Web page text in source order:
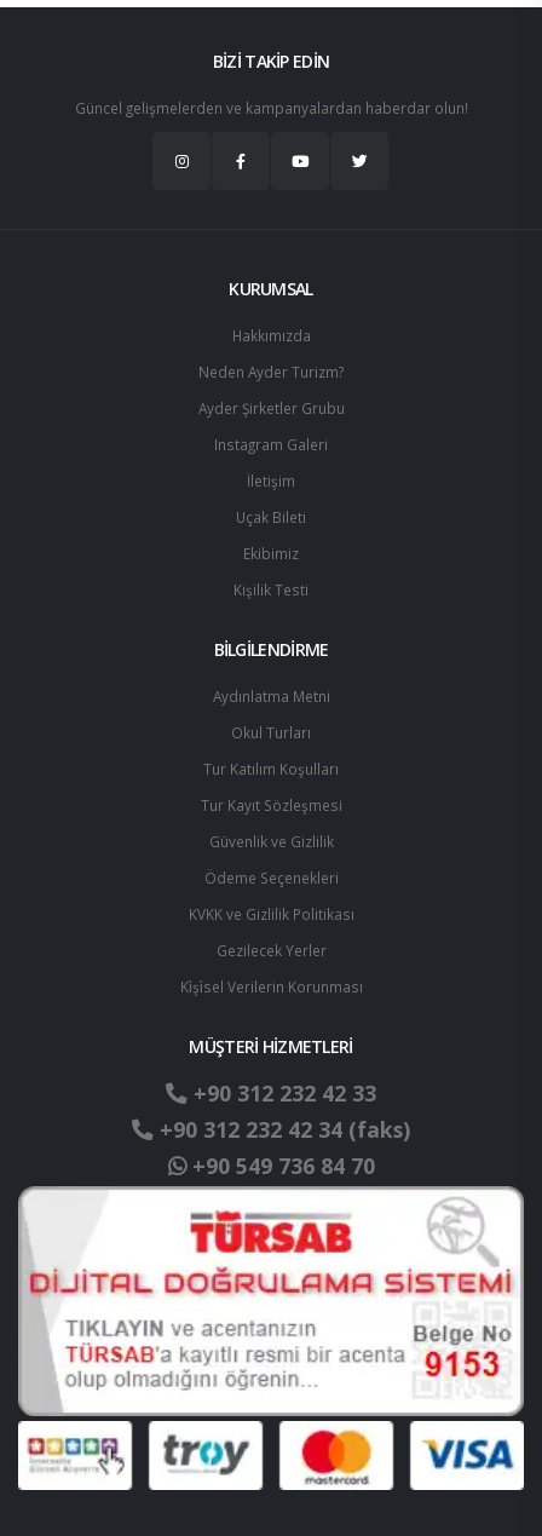
BİZİ TAKİP EDİN
Güncel gelişmelerden ve kampanyalardan haberdar olun!
KURUMSAL
Hakkımızda
Neden Ayder Turizm?
Ayder Şirketler Grubu
Instagram Galeri
İletişim
Uçak Bileti
Ekibimiz
Kişilik Testi
BİLGİLENDİRME
Aydınlatma Metni
Okul Turları
Tur Katılım Koşulları
Tur Kayıt Sözleşmesi
Güvenlik ve Gizlilik
Ödeme Seçenekleri
KVKK ve Gizlilik Politikası
Gezilecek Yerler
Ki̇şi̇sel Verilerin Korunması
MÜŞTERİ HİZMETLERİ
+90 312 232 42 33
+90 312 232 42 34 (faks)
+90 549 736 84 70